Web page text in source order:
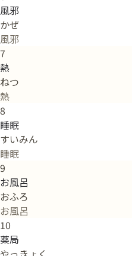
風邪
かぜ
風邪
7
熱
ねつ
熱
8
睡眠
すいみん
睡眠
9
お風呂
おふろ
お風呂
10
薬局